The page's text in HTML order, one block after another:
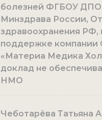
болезней ФГБОУ
Минздрава России,
здравоохранения РФ,
поддержке
«Материа Медика
доклад не
НМО
Чеботарёва Татьяна